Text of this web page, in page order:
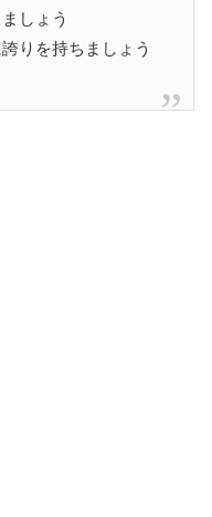
しょう
りを持ちましょう